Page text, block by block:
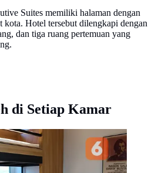
Suites memiliki halaman dengan
kota. Hotel tersebut dilengkapi dengan
dan tiga ruang pertemuan yang
di Setiap Kamar
bunk bed di Paviliun Raden
di Taman Ismail Marzuki
Dinny Mutiah)